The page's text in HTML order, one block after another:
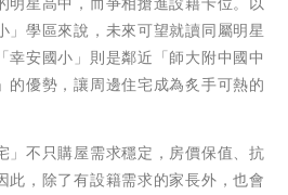
」學區來說，未來可望就讀同屬明星
幸安國小」則是鄰近「師大附中國中
的優勢，讓周邊住宅成為炙手可熱的
」不只購屋需求穩定，房價保值、抗
此，除了有設籍需求的家長外，也會